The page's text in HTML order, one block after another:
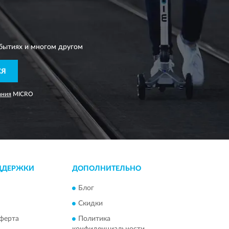
и многом другом
MICRO
ДОПОЛНИТЕЛЬНО
Блог
Скидки
Политика